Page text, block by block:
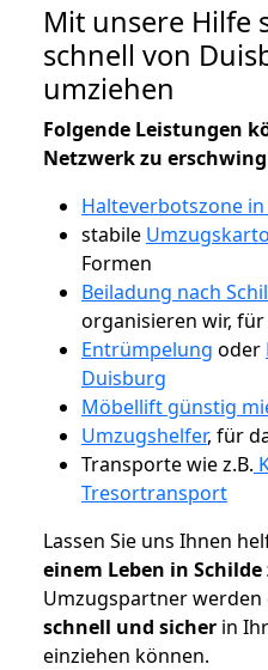
Mit unsere Hilfe
schnell von
umziehen
Folgende Leistungen
Netzwerk zu
Halteverbotszone
stabile
Formen
Beiladung nach
organisieren wir, für
Entrümpelung oder
Duisburg
Möbellift günstig
Umzugshelfer, für
Transporte wie z.B.
Tresortransport
Lassen Sie uns Ihnen
einem Leben in
Umzugspartner werden
schnell und sicher in
einziehen können.